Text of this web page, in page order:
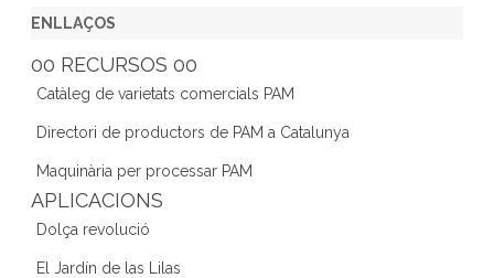
c
e
b
o
o
k
er gr
a
m
dI
n
ENLLAÇOS
00 RECURSOS 00
Catàleg de varietats comercials PAM
Directori de productors de PAM a Catalunya
Maquinària per processar PAM
APLICACIONS
Dolça revolució
El Jardín de las Lilas